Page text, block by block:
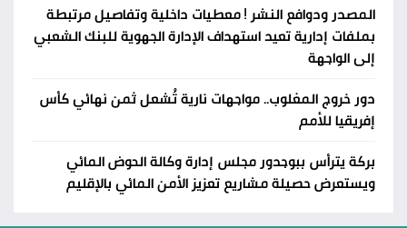
المصدر ودوافع النشر ! معطيات داخلية وتفاصيل مرتبطة
بملفات إدارية تعيد استهداف الإدارة الجهوية للبنك الشعبي
إلى الواجهة
دور خروج المغلوب.. مواجهات نارية تُشعل ثمن نهائي كأس
إفريقيا للأمم
بركة يترأس ببوجدور مجلس إدارة وكالة الحوض المائي
ويستعرض حصيلة مشاريع تعزيز الأمن المائي بالإقليم